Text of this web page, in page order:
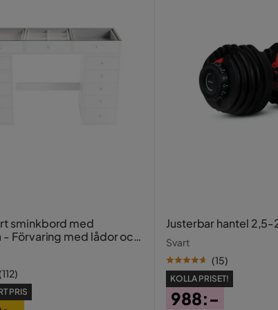
sminkbord med
- Förvaring med lådor och
(112)
PRIS
Justerbar hantel 2,5-
Svart
(15)
KOLLA PRISET!
988:-